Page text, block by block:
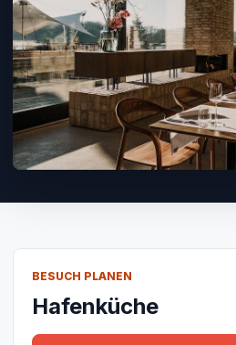
BESUCH PLANEN
Hafenküche